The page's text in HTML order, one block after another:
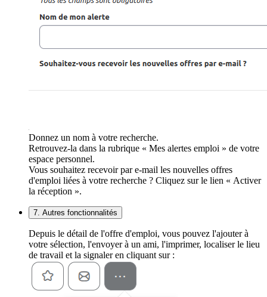
Donnez un nom à votre recherche.
Retrouvez-la dans la rubrique « Mes alertes emploi » de votre
espace personnel.
Vous souhaitez recevoir par e-mail les nouvelles offres
d'emploi liées à votre recherche ? Cliquez sur le lien « Activer
la réception ».
7. Autres fonctionnalités
Depuis le détail de l'offre d'emploi, vous pouvez l'ajouter à
votre sélection, l'envoyer à un ami, l'imprimer, localiser le lieu
de travail et la signaler en cliquant sur :